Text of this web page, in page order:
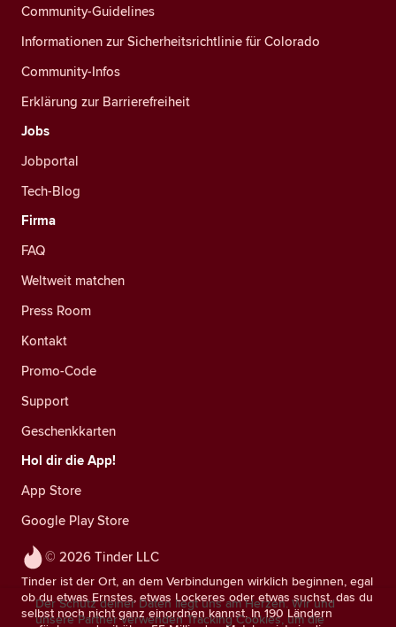
© 2026 Tinder LLC
Tinder ist der Ort, an dem Verbindungen wirklich beginnen, egal
ob du etwas Ernstes, etwas Lockeres oder etwas suchst, das du
selbst noch nicht ganz einordnen kannst. In 190 Ländern
Community-Guidelines
Informationen zur Sicherheitsrichtlinie für Colorado
Community-Infos
Erklärung zur Barrierefreiheit
Jobs
Jobportal
Tech-Blog
Firma
FAQ
Weltweit matchen
Press Room
Kontakt
Promo-Code
Support
Geschenkkarten
Hol dir die App!
App Store
Google Play Store
Der Schutz deiner Daten liegt uns am Herzen. Wir und
unsere Partner verwenden Tracking Cookies, um die